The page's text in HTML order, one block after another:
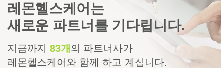
레몬헬스케어는
새로운 파트너를 기다립니다.
지금까지 83개 의 파트너사가
레몬헬스케어와 함께 하고 계십니다.